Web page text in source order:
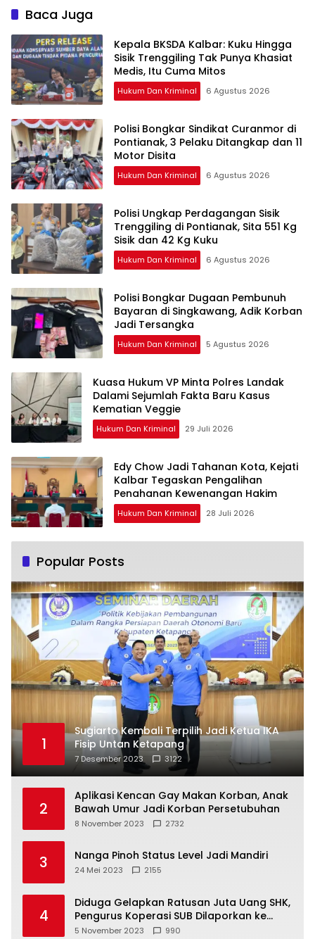
Baca Juga
Kepala BKSDA Kalbar: Kuku Hingga
Sisik Trenggiling Tak Punya Khasiat
Medis, Itu Cuma Mitos
Hukum Dan Kriminal 6 Agustus 2026
Polisi Bongkar Sindikat Curanmor di
Pontianak, 3 Pelaku Ditangkap dan 11
Motor Disita
Hukum Dan Kriminal 6 Agustus 2026
Polisi Ungkap Perdagangan Sisik
Trenggiling di Pontianak, Sita 551 Kg
Sisik dan 42 Kg Kuku
Hukum Dan Kriminal 6 Agustus 2026
Polisi Bongkar Dugaan Pembunuh
Bayaran di Singkawang, Adik Korban
Jadi Tersangka
Hukum Dan Kriminal 5 Agustus 2026
Kuasa Hukum VP Minta Polres Landak
Dalami Sejumlah Fakta Baru Kasus
Kematian Veggie
Hukum Dan Kriminal 29 Juli 2026
Edy Chow Jadi Tahanan Kota, Kejati
Kalbar Tegaskan Pengalihan
Penahanan Kewenangan Hakim
Hukum Dan Kriminal 28 Juli 2026
Popular Posts
1
Sugiarto Kembali Terpilih Jadi Ketua IKA
Fisip Untan Ketapang
7 Desember 2023 3122
2
Aplikasi Kencan Gay Makan Korban, Anak
Bawah Umur Jadi Korban Persetubuhan
8 November 2023 2732
3 Nanga Pinoh Status Level Jadi Mandiri
24 Mei 2023 2155
4
Diduga Gelapkan Ratusan Juta Uang SHK,
Pengurus Koperasi SUB Dilaporkan ke
Polisi
5 November 2023 990